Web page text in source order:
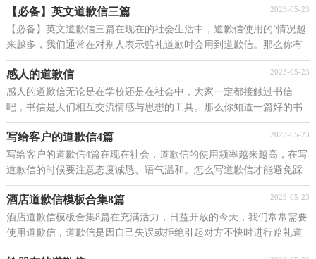
【必备】英文道歉信三篇 2023-05-23
【必备】英文道歉信三篇在现在的社会生活中，道歉信使用的`情况越
来越多，我们通常在对别人表示赔礼道歉时会用到道歉信。那么你有
了解过道歉信吗？下面是小编精心整理的英文道歉...
感人的道歉信 2023-05-23
感人的道歉信无论是在学校还是在社会中，大家一定都接触过书信
吧，书信是人们相互交流情感与思想的工具。那么你知道一篇好的书
信该怎么写吗？以下是小编精心整理的感人的道歉信，欢...
写给客户的道歉信4篇 2023-05-23
写给客户的道歉信4篇在现在社会，道歉信的使用频率越来越高，在写
道歉信的时候要注意态度诚恳、语气温和。怎么写道歉信才能避免踩
雷呢？下面是小编整理的写给客户的道歉信5篇，欢迎...
酒店道歉信模板合集8篇 2023-05-23
酒店道歉信模板合集8篇在充满活力，日益开放的今天，我们常常需要
使用道歉信，道歉信是因自己失误或拒绝引起对方不快时进行赔礼道
歉的信函。你所见过的道歉信是什么样的呢？下面是...